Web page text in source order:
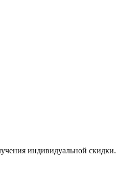
индивидуальной скидки.